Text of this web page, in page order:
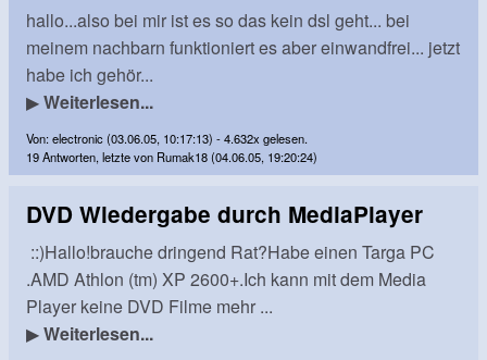
hallo...also bei mir ist es so das kein dsl geht... bei
meinem nachbarn funktioniert es aber einwandfrei... jetzt
habe ich gehör...
▶Weiterlesen...
Von: electronic (03.06.05, 10:17:13) - 4.632x gelesen.
19 Antworten, letzte von Rumak18 (04.06.05, 19:20:24)
DVD Wiedergabe durch MediaPlayer
::)Hallo!brauche dringend Rat?Habe einen Targa PC
.AMD Athlon (tm) XP 2600+.Ich kann mit dem Media
Player keine DVD Filme mehr ...
▶Weiterlesen...